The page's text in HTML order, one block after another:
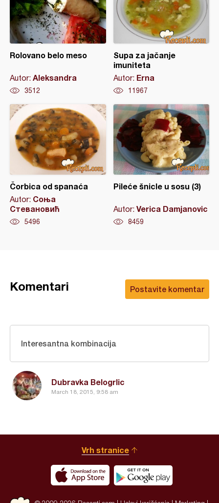
Rolovano belo meso
Autor: Aleksandra
3512
Supa za jačanje
imuniteta
Autor: Erna
11967
Čorbica od spanaća
Autor: Соња
Стевановић
5496
Pileće šnicle u sosu (3)
Autor: Verica Damjanovic
8459
Postavite komentar
Komentari
Dubravka Belogrlic
March 18, 2015, 9:58 am
Interesantna kombinacija
Vrh stranice